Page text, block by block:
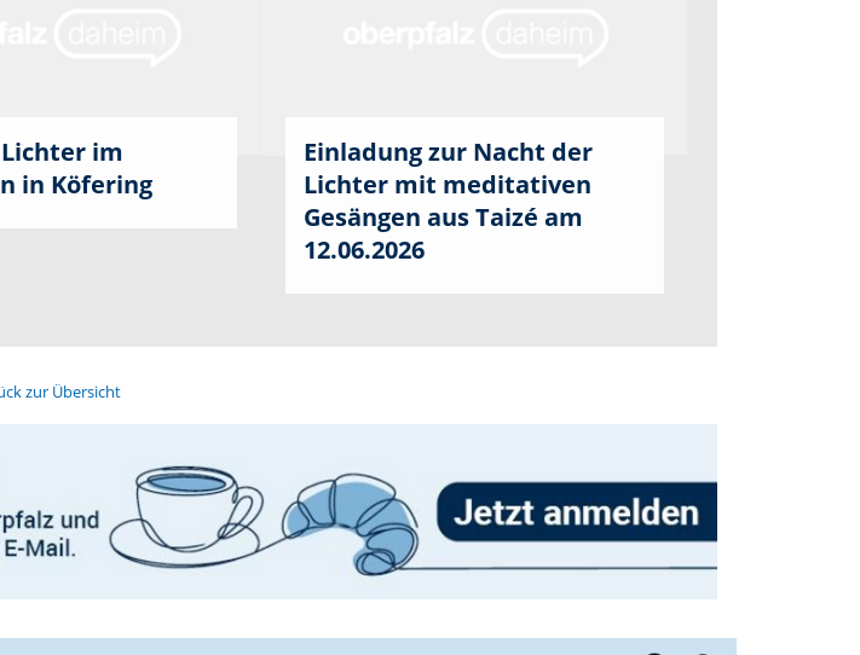
im
in Köfering
Einladung zur Nacht der
Lichter mit meditativen
Gesängen aus Taizé am
12.06.2026
zur Übersicht